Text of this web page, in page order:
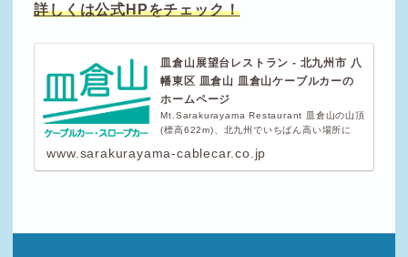
詳しくは公式HPをチェック！
皿倉山展望台レストラン - 北九州市 八
幡東区 皿倉山 皿倉山ケーブルカーの
ホームページ
Mt.Sarakurayama Restaurant 皿倉山の山頂
(標高622m)、北九州でいちばん高い場所に
www.sarakurayama-cablecar.co.jp